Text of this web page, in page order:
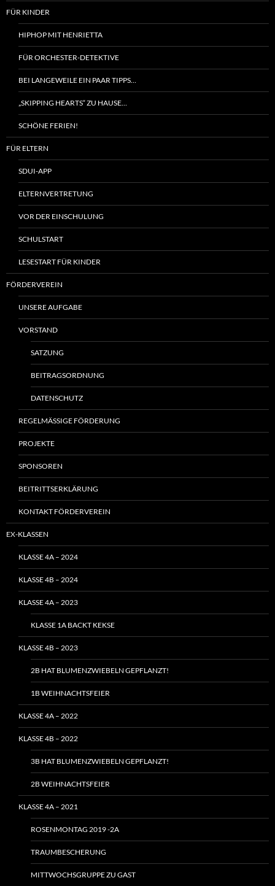
FÜR KINDER
HIPHOP MIT HENRIETTA
FÜR ORCHESTER-DETEKTIVE
BEI LANGEWEILE EIN PAAR TIPPS…
„SKIPPING HEARTS“ ZU HAUSE…
SCHÖNE FERIEN!
FÜR ELTERN
SDUI-APP
ELTERNVERTRETUNG
VOR DER EINSCHULUNG
SCHULSTART
LESESTART FÜR KINDER
FÖRDERVEREIN
UNSERE AUFGABE
VORSTAND
SATZUNG
BEITRAGSORDNUNG
DATENSCHUTZ
REGELMÄSSIGE FÖRDERUNG
PROJEKTE
SPONSOREN
BEITRITTSERKLÄRUNG
KONTAKT FÖRDERVEREIN
EX-KLASSEN
KLASSE 4A – 2024
KLASSE 4B – 2024
KLASSE 4A – 2023
KLASSE 1A BACKT KEKSE
KLASSE 4B – 2023
2B HAT BLUMENZWIEBELN GEPFLANZT!
1B WEIHNACHTSFEIER
KLASSE 4A – 2022
KLASSE 4B – 2022
3B HAT BLUMENZWIEBELN GEPFLANZT!
2B WEIHNACHTSFEIER
KLASSE 4A – 2021
ROSENMONTAG 2019 -2A
TRAUMBESCHERUNG
MITTWOCHSGRUPPE ZU GAST